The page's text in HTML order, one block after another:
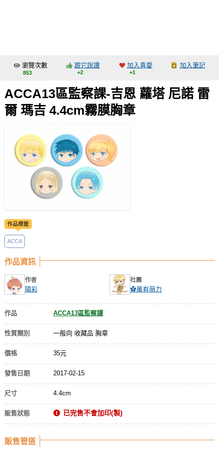
交流中心
攤位轉讓區
會員功能選單
註冊會員
登入
瀏覽次數
853
跟它說讚
+2
加入喜愛
+1
加入筆記
ACCA13區監察課-吉恩 蘿塔 尼諾 雷
爾 瑪吉 4.4cm霧膜胸章
作品標籤
ACCA
作品資訊
作者
陽彩
社團
✿萬有萌力
作品 ACCA13區監察課
性質類別 一般向 收藏品 胸章
價格 35元
發售日期 2017-02-15
尺寸 4.4cm
販售狀態 已完售不會加印(製)
販售管道